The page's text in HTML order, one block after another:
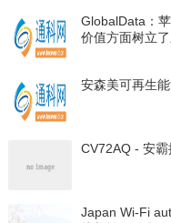
GlobalData：
价值方面树立
安森美可再生
CV72AQ - 安
Japan Wi-Fi